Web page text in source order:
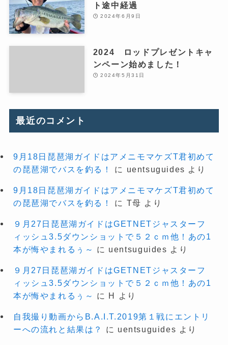
ト途中経過
2024年6月9日
2024 ロッドプレゼントキャ
ンペーン始めました！
2024年5月31日
最近のコメント
9月18日琵琶湖ガイドはアメニモマケズT君初めて
の琵琶湖でバスを釣る！
に uentsuguides より
9月18日琵琶湖ガイドはアメニモマケズT君初めて
の琵琶湖でバスを釣る！
に T母 より
９月27日琵琶湖ガイドはGETNETジャスターフ
ィッシュ3.5ダウンショットで５２ｃｍ他！あの1
本が悔やまれるぅ～
に uentsuguides より
９月27日琵琶湖ガイドはGETNETジャスターフ
ィッシュ3.5ダウンショットで５２ｃｍ他！あの1
本が悔やまれるぅ～
に H より
自我撮り動画からB.A.I.T.2019第１戦にエントリ
ーへの流れと結果は？
に uentsuguides より